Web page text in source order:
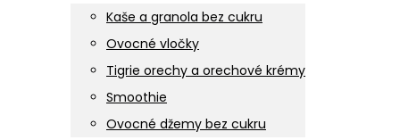
Kaše a granola bez cukru
Ovocné vločky
Tigrie orechy a orechové krémy
Smoothie
Ovocné džemy bez cukru